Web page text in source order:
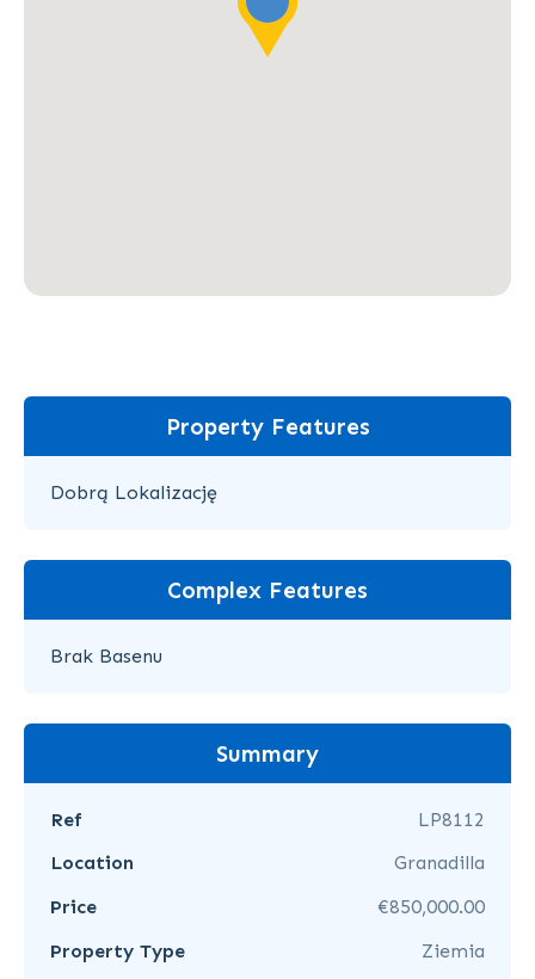
Property Features
Dobrą Lokalizację
Complex Features
Brak Basenu
Summary
Ref
LP8112
Location
Granadilla
Price
€850,000.00
Property Type
Ziemia